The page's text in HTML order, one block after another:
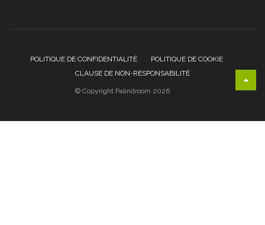
POLITIQUE DE CONFIDENTIALITÉ
POLITIQUE DE COOKIE
CLAUSE DE NON-RESPONSABILITÉ
© Copyright Palindroom 2026